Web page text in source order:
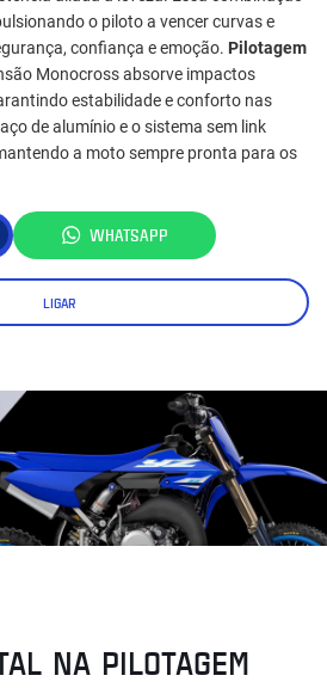
o piloto a vencer curvas e
confiança e emoção. Pilotagem
Monocross absorve impactos
estabilidade e conforto nas
de alumínio e o sistema sem link
a moto sempre pronta para os
WHATSAPP
LIGAR
NA PILOTAGEM